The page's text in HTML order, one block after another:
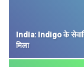
India: Indigo के
मिला